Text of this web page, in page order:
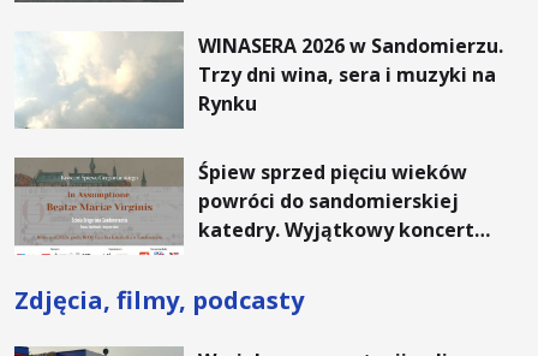
WINASERA 2026 w Sandomierzu.
Trzy dni wina, sera i muzyki na
Rynku
Śpiew sprzed pięciu wieków
powróci do sandomierskiej
katedry. Wyjątkowy koncert
Zdjęcia, filmy, podcasty